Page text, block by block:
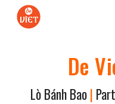
Skip to main content
De
Lò Bánh Bao|